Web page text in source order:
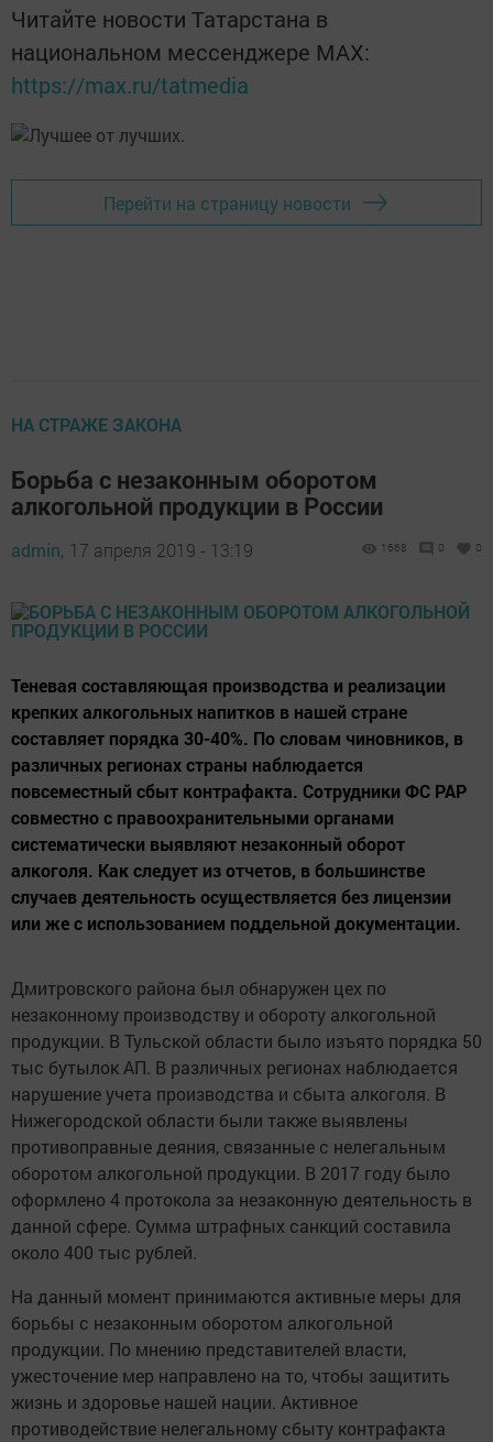
Читайте новости Татарстана в
национальном мессенджере MАХ:
https://max.ru/tatmedia
Перейти на страницу новости
НА СТРАЖЕ ЗАКОНА
Борьба с незаконным оборотом
алкогольной продукции в России
admin, 17 апреля 2019 - 13:19 1668 0 0
Теневая составляющая производства и реализации
крепких алкогольных напитков в нашей стране
составляет порядка 30-40%. По словам чиновников, в
различных регионах страны наблюдается
повсеместный сбыт контрафакта. Сотрудники ФС РАР
совместно с правоохранительными органами
систематически выявляют незаконный оборот
алкоголя. Как следует из отчетов, в большинстве
случаев деятельность осуществляется без лицензии
или же с использованием поддельной документации.
Дмитровского района был обнаружен цех по
незаконному производству и обороту алкогольной
продукции. В Тульской области было изъято порядка 50
тыс бутылок АП. В различных регионах наблюдается
нарушение учета производства и сбыта алкоголя. В
Нижегородской области были также выявлены
противоправные деяния, связанные с нелегальным
оборотом алкогольной продукции. В 2017 году было
оформлено 4 протокола за незаконную деятельность в
данной сфере. Сумма штрафных санкций составила
около 400 тыс рублей.
На данный момент принимаются активные меры для
борьбы с незаконным оборотом алкогольной
продукции. По мнению представителей власти,
ужесточение мер направлено на то, чтобы защитить
жизнь и здоровье нашей нации. Активное
противодействие нелегальному сбыту контрафакта